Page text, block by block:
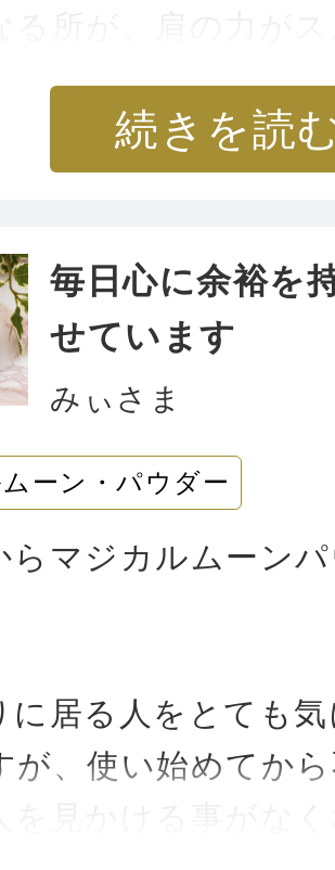
。
秤座の楽曲がとて
きました。
スープパスタを作
日のラッキーフー
クロがありました。
のアイテムの数々
く、愛用しており
。
座楽曲も楽しみに
続きを読
毎日心に余裕を
せています
みぃさま
ーン・パウダー
らマジカルムーン
に居る人をとても
が、使い始めてか